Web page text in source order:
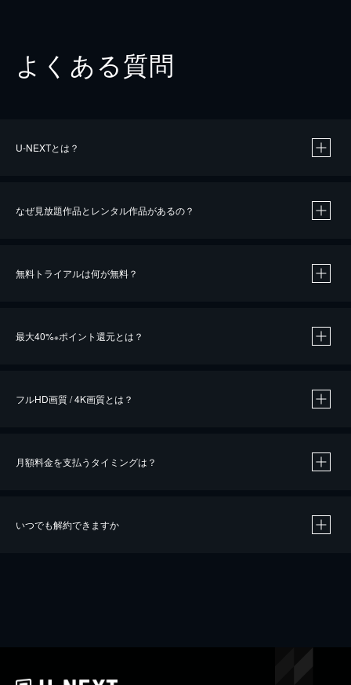
よくある質問
U-NEXTとは？
なぜ見放題作品とレンタル作品があるの？
無料トライアルは何が無料？
最大40%※ポイント還元とは？
※40％ポイント還元の対象は、クレジットカード決済による作品の購入 / レンタルです。
iOSアプリのUコイン決済による作品の購入 / レンタルは、20％のポイント還元です。
フルHD画質 / 4K画質とは？
月額料金を支払うタイミングは？
いつでも解約できますか